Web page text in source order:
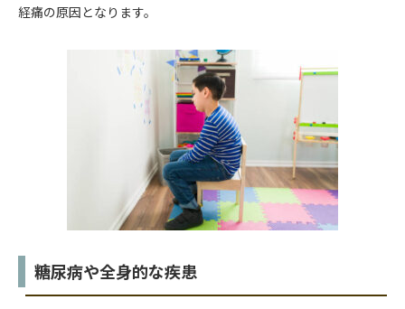
経痛の原因となります。
糖尿病や全身的な疾患